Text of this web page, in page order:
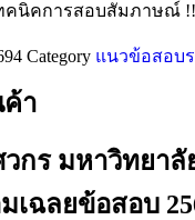
คนิคการสอบสัมภาษณ์
Category แนวข้อสอบ
ค้า
กร มหาวิทยา
เฉลยข้อสอบ